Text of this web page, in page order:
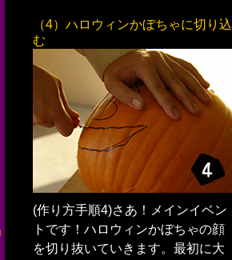
（4）ハロウィンかぼちゃに切り込
む
(作り方手順4)さあ！メインイベン
トです！ハロウィンかぼちゃの顔
を切り抜いていきます。最初に大